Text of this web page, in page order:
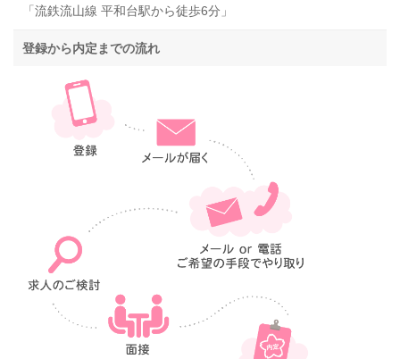
「流鉄流山線 平和台駅から徒歩6分」
登録から内定までの流れ